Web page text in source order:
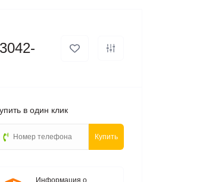
в один клик
Купить
Информация о